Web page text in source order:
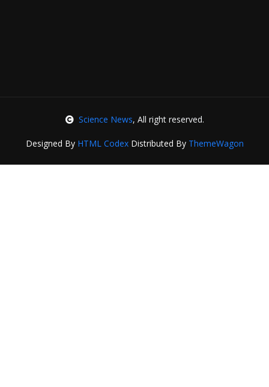
Science News, All right reserved.
Designed By HTML CodexDistributed By ThemeWagon